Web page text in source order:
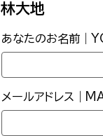
林大地
あなたのお名前｜
メールアドレス｜